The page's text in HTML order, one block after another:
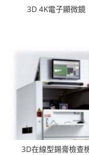
3D 4K電子顯微鏡
3D在線型錫膏檢查